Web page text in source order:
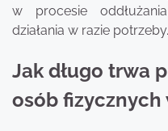
w procesie
działania w razie potrzeby.
Jak długo trwa
osób fizycznych